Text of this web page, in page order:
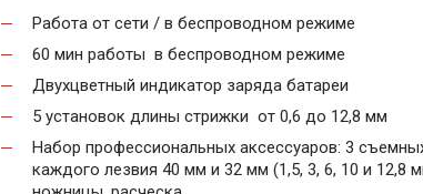
Работа от сети / в беспроводном режиме
60 мин работы в беспроводном режиме
Двухцветный индикатор заряда батареи
5 установок длины стрижки от 0,6 до 12,8 мм
Набор профессиональных аксессуаров: 3
каждого лезвия 40 мм и 32 мм (1,5, 3, 6, 10 и 12,8